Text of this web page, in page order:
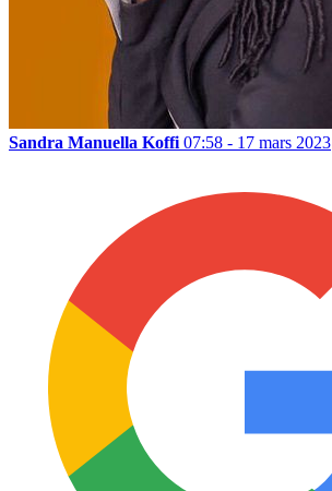
Sandra Manuella Koffi 07:58 - 17 mars 2023